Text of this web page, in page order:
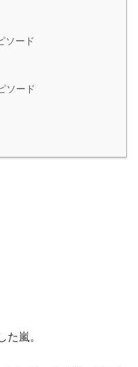
ソード
ソード
た嵐。